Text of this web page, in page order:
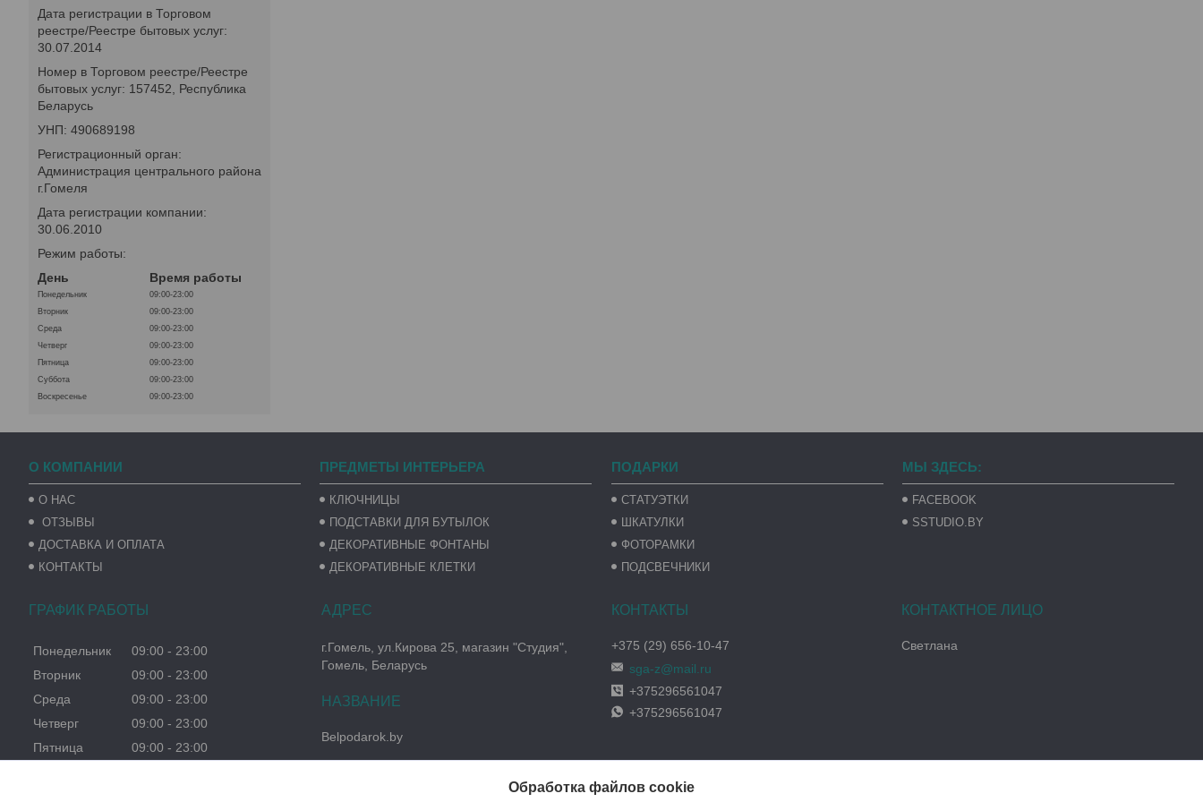
Дата регистрации в Торговом
реестре/Реестре бытовых услуг:
30.07.2014
Номер в Торговом реестре/Реестре
бытовых услуг: 157452, Республика
Беларусь
УНП: 490689198
Регистрационный орган:
Администрация центрального района
г.Гомеля
Дата регистрации компании:
30.06.2010
Режим работы:
День
Время работы
Понедельник
09:00-23:00
Вторник
09:00-23:00
Среда
09:00-23:00
Четверг
09:00-23:00
Пятница
09:00-23:00
Суббота
09:00-23:00
Воскресенье
09:00-23:00
О КОМПАНИИ
О НАС
ОТЗЫВЫ
ДОСТАВКА И ОПЛАТА
КОНТАКТЫ
ПРЕДМЕТЫ ИНТЕРЬЕРА
КЛЮЧНИЦЫ
ПОДСТАВКИ ДЛЯ БУТЫЛОК
ДЕКОРАТИВНЫЕ ФОНТАНЫ
ДЕКОРАТИВНЫЕ КЛЕТКИ
ПОДАРКИ
СТАТУЭТКИ
ШКАТУЛКИ
ФОТОРАМКИ
ПОДСВЕЧНИКИ
МЫ ЗДЕСЬ:
FACEBOOK
SSTUDIO.BY
ГРАФИК РАБОТЫ
Понедельник 09:00
23:00
Вторник
09:00
23:00
Среда
09:00
23:00
Четверг
09:00
23:00
Пятница
09:00
23:00
г.Гомель, ул.Кирова 25, магазин "Студия",
Гомель, Беларусь
Belpodarok.by
+375 (29) 656-10-47
sga-z@mail.ru
+375296561047
+375296561047
Светлана
Обработка файлов cookie